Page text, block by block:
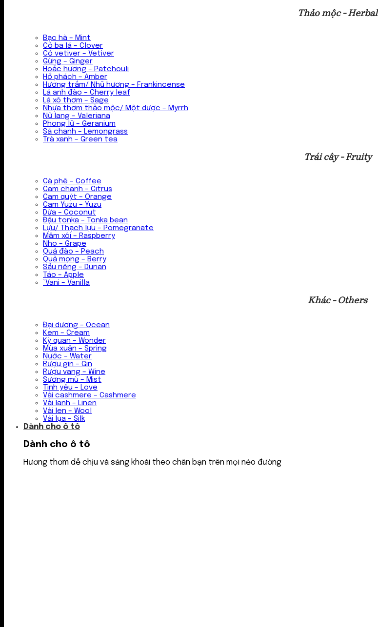
Thảo mộc - Herbal
Bạc hà – Mint
Cỏ ba lá – Clover
Cỏ vetiver – Vetiver
Gừng – Ginger
Hoắc hương – Patchouli
Hổ phách – Amber
Hương trầm/ Nhũ hương – Frankincense
Lá anh đào – Cherry leaf
Lá xô thơm – Sage
Nhựa thơm thảo mộc/ Một dược – Myrrh
Nữ lang – Valeriana
Phong lữ – Geranium
Sả chanh – Lemongrass
Trà xanh – Green tea
Trái cây - Fruity
Cà phê – Coffee
Cam chanh – Citrus
Cam quýt – Orange
Cam Yuzu – Yuzu
Dừa – Coconut
Đậu tonka – Tonka bean
Lựu/ Thạch lựu – Pomegranate
Mâm xôi – Raspberry
Nho – Grape
Quả đào – Peach
Quả mọng – Berry
Sầu riêng – Durian
Táo – Apple
`Vani – Vanilla
Khác - Others
Đại dương – Ocean
Kem – Cream
Kỳ quan – Wonder
Mùa xuân – Spring
Nước – Water
Rượu gin – Gin
Rượu vang – Wine
Sương mù – Mist
Tình yêu – Love
Vải cashmere – Cashmere
Vải lanh – Linen
Vải len – Wool
Vải lụa – Silk
Dành cho ô tô
Dành cho ô tô
Hương thơm dễ chịu và sảng khoái theo chân bạn trên mọi nẻo đường